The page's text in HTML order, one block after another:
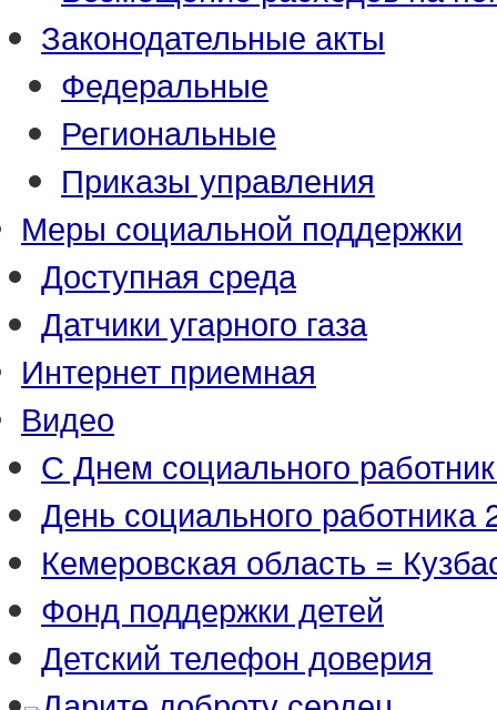
Законодательные акты
Федеральные
Региональные
Приказы управления
Меры социальной поддержки
Доступная среда
Датчики угарного газа
Интернет приемная
Видео
С Днем социального
День социального работника
Кемеровская область =
Фонд поддержки детей
Детский телефон доверия